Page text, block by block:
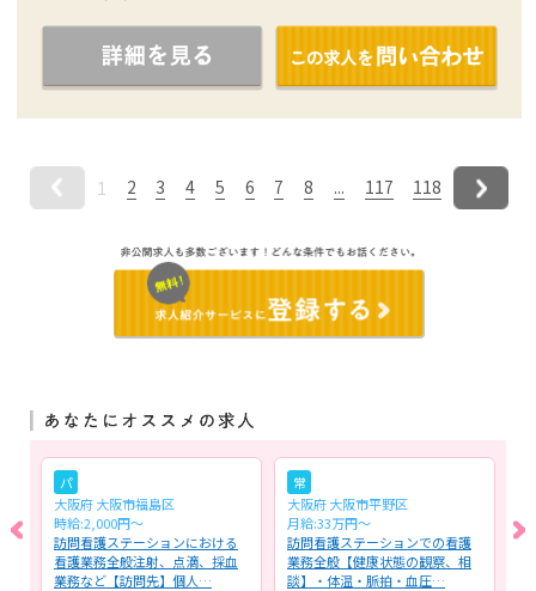
1 2 3 4 5 6 7 8 ... 117 118
パ
大阪府 大阪市福島区
時給:2,000円～
訪問看護ステーションにおける
看護業務全般注射、点滴、採血
業務など【訪問先】個人…
常
大阪府 大阪市平野区
月給:33万円～
訪問看護ステーションでの看護
業務全般【健康状態の観察、相
談】・体温・脈拍・血圧…